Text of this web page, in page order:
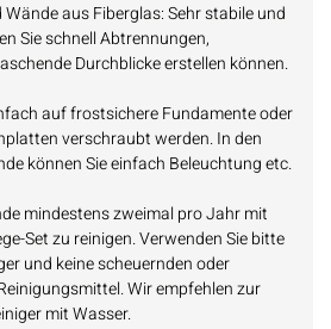
aus Fiberglas: Sehr stabile und
Sie schnell Abtrennungen,
Durchblicke erstellen können.
auf frostsichere Fundamente oder
verschraubt werden. In den
können Sie einfach Beleuchtung etc.
mindestens zweimal pro Jahr mit
Set zu reinigen. Verwenden Sie bitte
und keine scheuernden oder
Wir empfehlen zur
mit Wasser.